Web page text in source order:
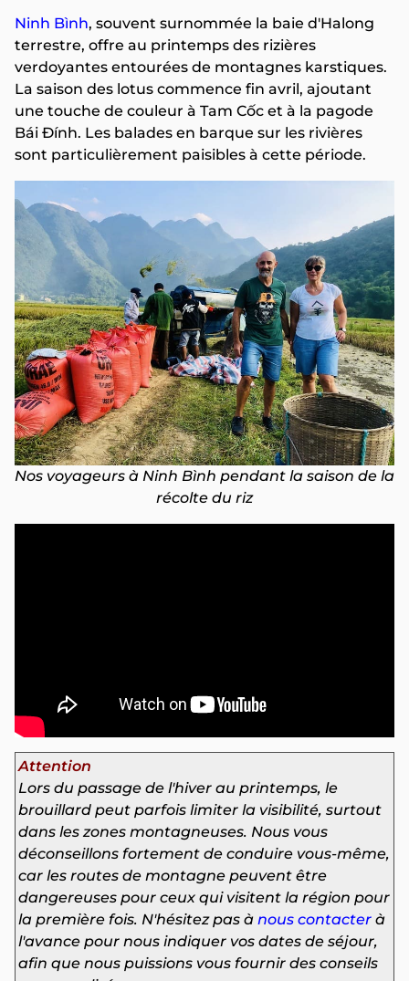
Ninh Bình, souvent surnommée la baie d'Halong
terrestre, offre au printemps des rizières
verdoyantes entourées de montagnes karstiques.
La saison des lotus commence fin avril, ajoutant
une touche de couleur à Tam Cốc et à la pagode
Bái Đính. Les balades en barque sur les rivières
sont particulièrement paisibles à cette période.
Nos voyageurs à Ninh Bình pendant la saison de la
récolte du riz
Attention
Lors du passage de l'hiver au printemps, le
brouillard peut parfois limiter la visibilité, surtout
dans les zones montagneuses. Nous vous
déconseillons fortement de conduire vous-même,
car les routes de montagne peuvent être
dangereuses pour ceux qui visitent la région pour
la première fois. N'hésitez pas à nous contacter à
l'avance pour nous indiquer vos dates de séjour,
afin que nous puissions vous fournir des conseils